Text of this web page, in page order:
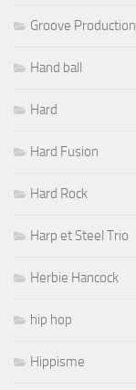
Groove Production
Hand ball
Hard
Hard Fusion
Hard Rock
Harp et Steel Trio
Herbie Hancock
hip hop
Hippisme